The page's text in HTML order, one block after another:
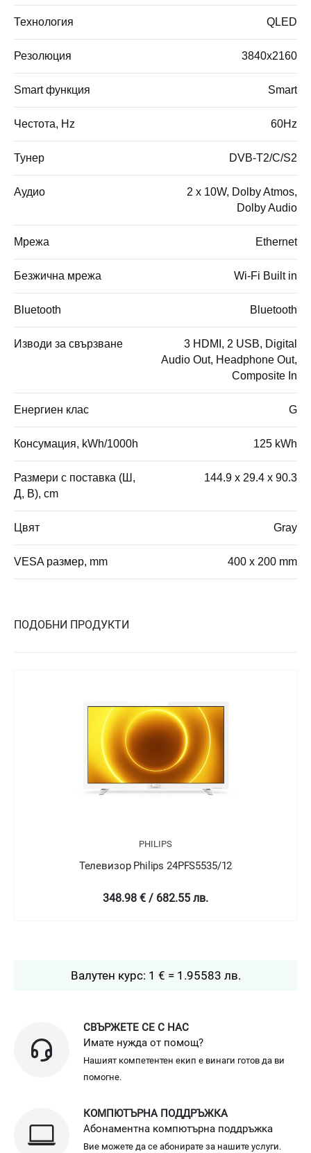
Технология QLED
Резолюция 3840x2160
Smart функция Smart
Честота, Hz 60Hz
Тунер DVB-T2/C/S2
Аудио
2 x 10W, Dolby Atmos,
Dolby Audio
Мрежа Ethernet
Безжична мрежа Wi-Fi Built in
Bluetooth Bluetooth
Изводи за свързване
3 HDMI, 2 USB, Digital
Audio Out, Headphone Out,
Composite In
Енергиен клас G
Консумация, kWh/1000h 125 kWh
Размери с поставка (Ш,
Д, В), cm
144.9 x 29.4 x 90.3
Цвят Gray
VESA размер, mm 400 x 200 mm
ПОДОБНИ ПРОДУКТИ
Телевизор Philips
349 € / 682.58 лв.
Валутен курс: 1 € = 1.95583 лв.
СВЪРЖЕТЕ СЕ С НАС
Имате нужда от помощ?
Нашият компетентен екип е винаги готов да ви
помогне.
КОМПЮТЪРНА ПОДДРЪЖКА
Абонаментна компютърна поддръжка
Вие можете да се абонирате за нашите услуги.